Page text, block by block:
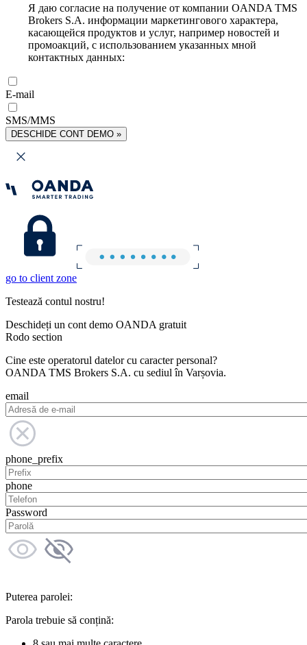
Я даю согласие на получение от компании OANDA TMS
Brokers S.A. информации маркетингового характера,
касающейся продуктов и услуг, например новостей и
промоакций, с использованием указанных мной
контактных данных:
E-mail
SMS/MMS
DESCHIDE CONT DEMO »
go to client zone
Testează contul nostru!
Deschideți un cont demo OANDA gratuit
Rodo section
Cine este operatorul datelor cu caracter personal?
OANDA TMS Brokers S.A. cu sediul în Varșovia.
email
phone_prefix
phone
Password
Puterea parolei:
Parola trebuie să conțină: